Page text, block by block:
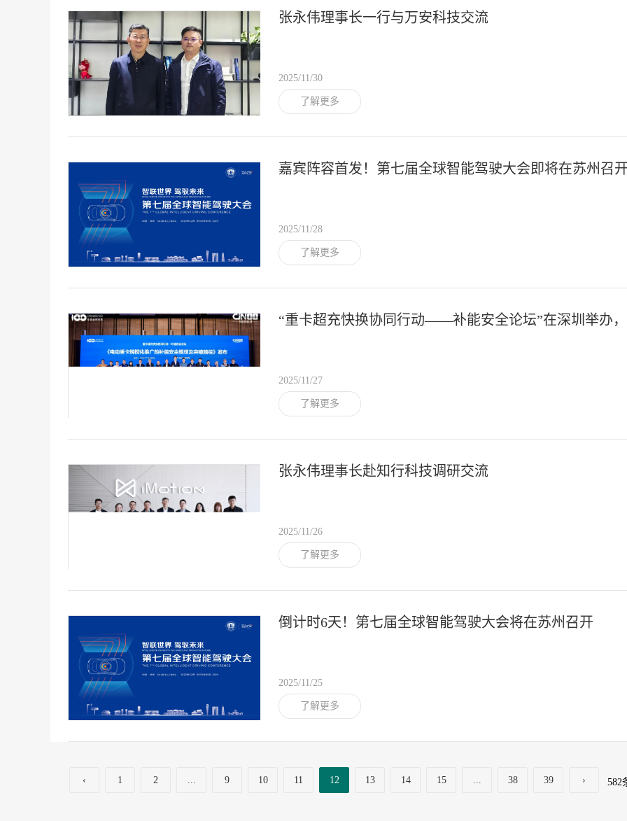
张永伟理事长一行与万安科技交流
2025/11/30
了解更多
嘉宾阵容首发！第七届全球智能驾驶大会即将在苏州召
2025/11/28
了解更多
“重卡超充快换协同行动——补能安全论坛”在深圳举办，
2025/11/27
了解更多
张永伟理事长赴知行科技调研交流
2025/11/26
了解更多
倒计时6天！第七届全球智能驾驶大会将在苏州召开
2025/11/25
了解更多
‹ 1 2 ... 9 10 11 12 13 14 15 ... 38 39 › 582